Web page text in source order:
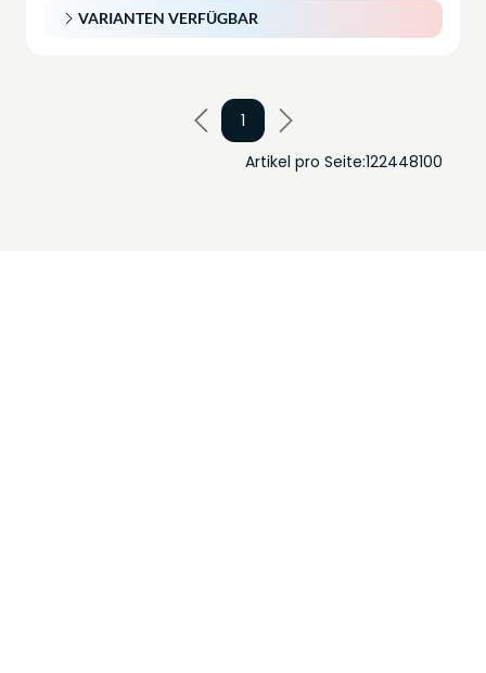
VARIANTEN VERFÜGBAR
1
Artikel pro Seite:122448100